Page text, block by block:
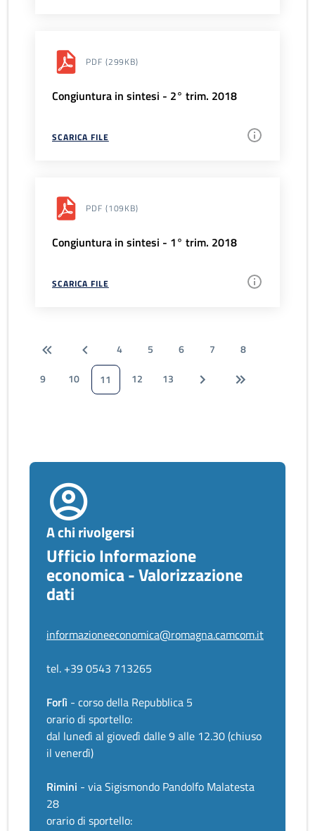
PDF (299KB)
Congiuntura in sintesi - 2° trim. 2018
SCARICA FILE
PDF (109KB)
Congiuntura in sintesi - 1° trim. 2018
SCARICA FILE
4 5 6 7
8
9
10 11 12 13
A chi rivolgersi
Ufficio Informazione
economica - Valorizzazione
dati
informazioneeconomica@romagna.camcom.it
tel. +39 0543 713265
Forlì - corso della Repubblica 5
orario di sportello:
dal lunedì al giovedì dalle 9 alle 12.30 (chiuso
il venerdì)
Rimini - via Sigismondo Pandolfo Malatesta
28
orario di sportello: